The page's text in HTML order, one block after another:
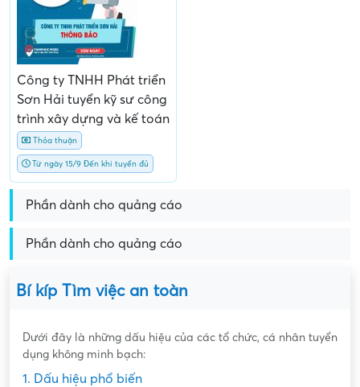
Công ty TNHH Phát triển
Sơn Hải tuyển kỹ sư công
trình xây dựng và kế toán
Thỏa thuận
Từ ngày 15/9 Đến khi tuyển đủ
Phần dành cho quảng cáo
Phần dành cho quảng cáo
Bí kíp Tìm việc an toàn
Dưới đây là những dấu hiệu của các tổ chức, cá nhân tuyển
dụng không minh bạch:
1. Dấu hiệu phổ biến